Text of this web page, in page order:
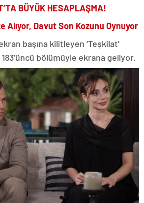
BÜYÜK HESAPLAŞMA!
Alıyor, Davut Son Kozunu Oynuyor
başına kilitleyen ‘Teşkilat’
bölümüyle ekrana geliyor.